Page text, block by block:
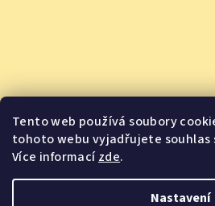
Tento web používá soubory
tohoto webu vyjadřujete souhlas
Více informacízde.
Nastavení
Vychutnejte si oceněná vína z pohodlí